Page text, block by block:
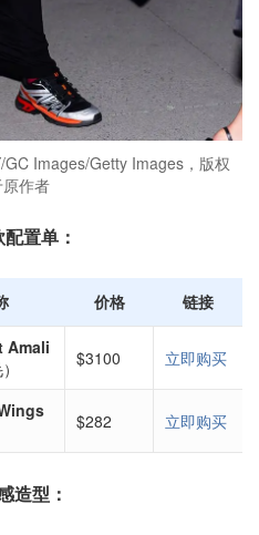
Images/Getty Images，版权
原作者
置单：
价格 链接
Amali
$3100 立即购买
$282 立即购买
造型：